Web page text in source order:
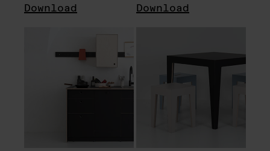
Download Download